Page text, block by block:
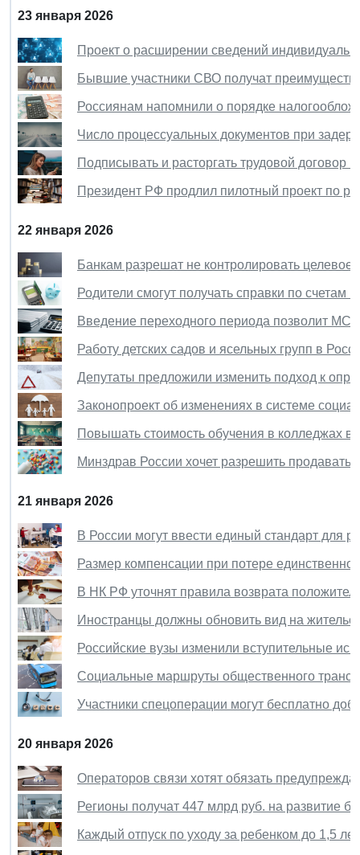
23 января 2026
Проект о расширении сведений
Бывшие участники СВО получат
Россиянам напомнили о порядке
Число процессуальных документов при
Подписывать и расторгать трудовой договор
Президент РФ продлил пилотный проект по
22 января 2026
Банкам разрешат не контролировать целевое
Родители смогут получать справки по счетам
Введение переходного периода позволит
Работу детских садов и ясельных групп в
Депутаты предложили изменить подход к
Законопроект об изменениях в системе
Повышать стоимость обучения в колледжах в
Минздрав России хочет разрешить
21 января 2026
В России могут ввести единый стандарт для
Размер компенсации при потере
В НК РФ уточнят правила возврата
Иностранцы должны обновить вид на
Российские вузы изменили вступительные
Социальные маршруты общественного
Участники спецоперации могут бесплатно
20 января 2026
Операторов связи хотят обязать
Регионы получат 447 млрд руб. на развитие
Каждый отпуск по уходу за ребенком до 1,5